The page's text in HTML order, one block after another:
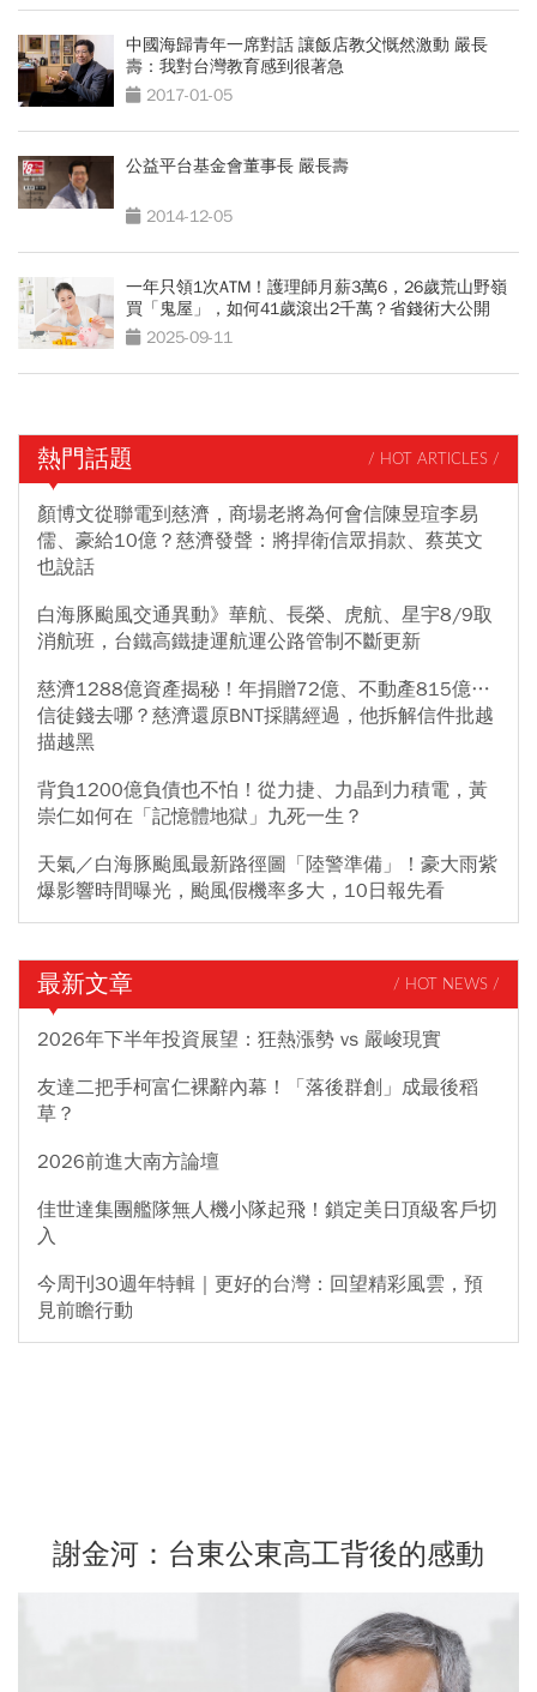
中國海歸青年一席對話 讓飯店教父慨然激動 嚴長
壽：我對台灣教育感到很著急
2017-01-05
公益平台基金會董事長 嚴長壽
2014-12-05
一年只領1次ATM！護理師月薪3萬6，26歲荒山野嶺
買「鬼屋」，如何41歲滾出2千萬？省錢術大公開
2025-09-11
熱門話題 / HOT ARTICLES /
顏博文從聯電到慈濟，商場老將為何會信陳昱瑄李易
儒、豪給10億？慈濟發聲：將捍衛信眾捐款、蔡英文
也說話
白海豚颱風交通異動》華航、長榮、虎航、星宇8/9取
消航班，台鐵高鐵捷運航運公路管制不斷更新
慈濟1288億資產揭秘！年捐贈72億、不動產815億…
信徒錢去哪？慈濟還原BNT採購經過，他拆解信件批越
描越黑
背負1200億負債也不怕！從力捷、力晶到力積電，黃
崇仁如何在「記憶體地獄」九死一生？
天氣／白海豚颱風最新路徑圖「陸警準備」！豪大雨紫
爆影響時間曝光，颱風假機率多大，10日報先看
最新文章 / HOT NEWS /
2026年下半年投資展望：狂熱漲勢 vs 嚴峻現實
友達二把手柯富仁裸辭內幕！「落後群創」成最後稻
草？
2026前進大南方論壇
佳世達集團艦隊無人機小隊起飛！鎖定美日頂級客戶切
入
今周刊30週年特輯｜更好的台灣：回望精彩風雲，預
見前瞻行動
謝金河：台東公東高工背後的感動